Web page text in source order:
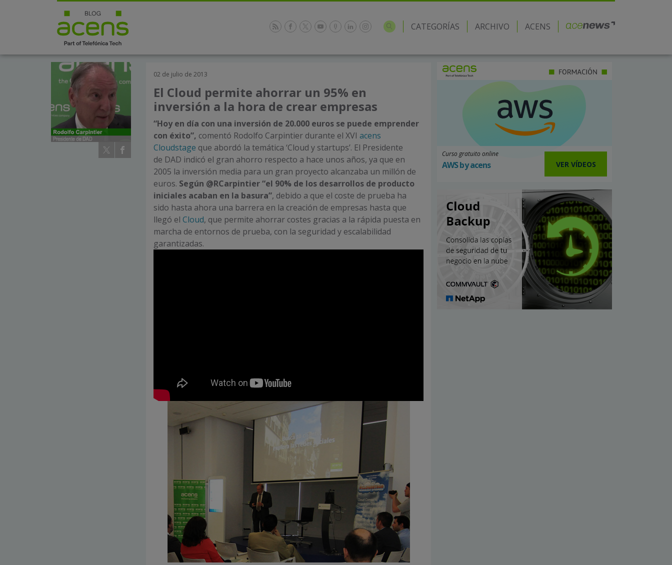
CATEGORÍAS ARCHIVO ACENS
02 de julio de 2013
El Cloud permite ahorrar un 95% en
inversión a la hora de crear empresas
“Hoy en día con una inversión de 20.000 euros se puede emprender
con éxito”, comentó Rodolfo Carpintier durante el XVI acens
Cloudstage que abordó la temática ‘Cloud y startups’. El Presidente
de DAD indicó el gran ahorro respecto a hace unos años, ya que en
2005 la inversión media para un gran proyecto alcanzaba un millón de
euros. Según @RCarpintier“el 90% de los desarrollos de producto
iniciales acaban en la basura”, debido a que el coste de prueba ha
sido hasta ahora una barrera en la creación de empresas hasta que
llegó el Cloud, que permite ahorrar costes gracias a la rápida puesta en
marcha de entornos de prueba, con la seguridad y escalabilidad
garantizadas.
Curso gratuito online
AWS by acens VER VÍDEOS